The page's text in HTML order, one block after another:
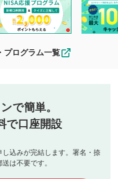
す。（お名前とコメント
の注意事項をご理解のうえ、
てください。
際の参考になるコメントをお
項に同意されたものとみなし
くは利用者と第三者間のトラ
対して一切の責任を負いませ
にて審査のうえ、掲載となり
数がかかる場合や掲載されない
プログラム一覧
で簡単。
で口座開設
込みが完結します。署名・捺
は不要です。